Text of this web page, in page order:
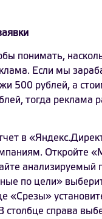
понимать,
Если мы
500 рублей, а
тогда реклама
в
Откройте
анализируемый
по цели»
«Срезы»
столбце справа